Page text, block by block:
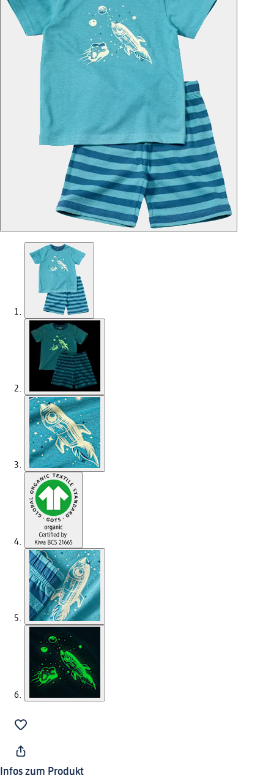
Infos zum Produkt